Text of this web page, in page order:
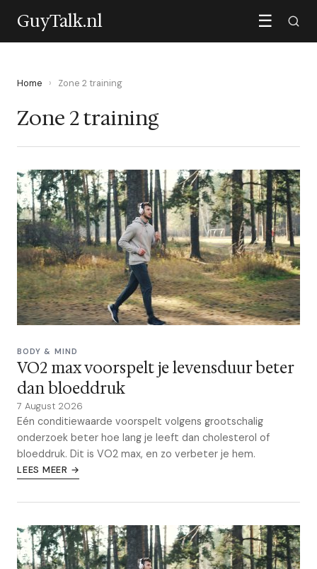
GuyTalk.nl ☰
Home › Zone 2 training
Zone 2 training
BODY & MIND
VO2 max voorspelt je levensduur beter
dan bloeddruk
7 August 2026
Eén conditiewaarde voorspelt volgens grootschalig
onderzoek beter hoe lang je leeft dan cholesterol of
bloeddruk. Dit is VO2 max, en zo verbeter je hem.
LEES MEER →